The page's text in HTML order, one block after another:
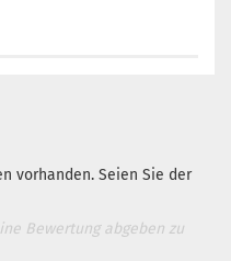
vorhanden. Seien Sie der
Bewertung abgeben zu